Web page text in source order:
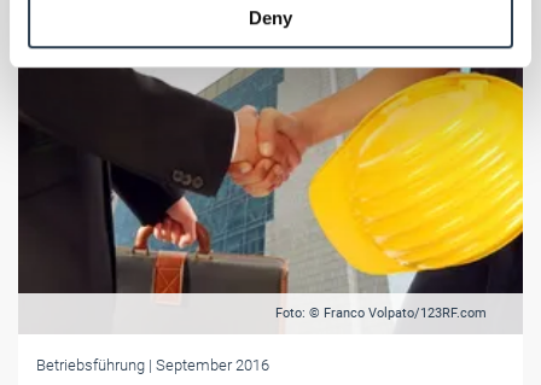
Weitere Informationen:Impressum Datenschutz
Deny
Foto: © Franco Volpato/123RF.com
Betriebsführung | September 2016